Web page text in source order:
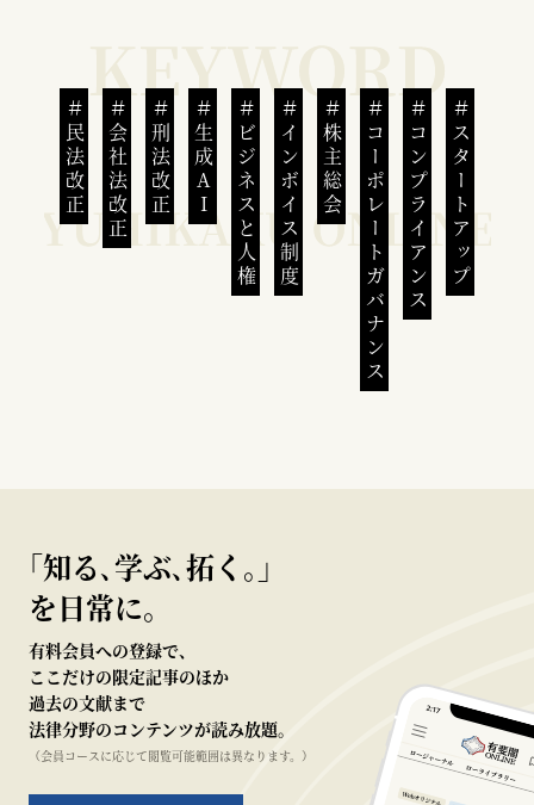
民法改正 会社法改正 刑法改正 生成AI ビジネスと人権インボイス制度 株主総会 コーポレートガバナンスコンプライアンススタートアップ
｢知る､学ぶ､拓く｡｣
を日常に。
有料会員への登録で、
ここだけの限定記事のほか
過去の文献まで
法律分野のコンテンツが読み放題。
（会員コースに応じて閲覧可能範囲は異なります。）